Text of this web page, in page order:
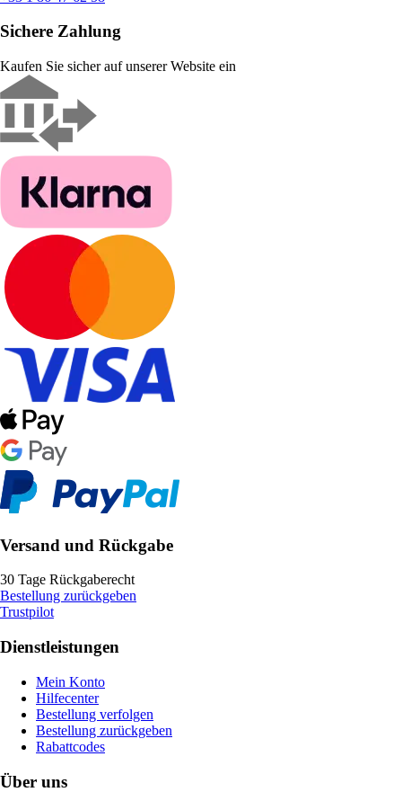
Sichere Zahlung
Kaufen Sie sicher auf unserer Website ein
Versand und Rückgabe
30 Tage Rückgaberecht
Bestellung zurückgeben
Trustpilot
Dienstleistungen
Mein Konto
Hilfecenter
Bestellung verfolgen
Bestellung zurückgeben
Rabattcodes
Über uns